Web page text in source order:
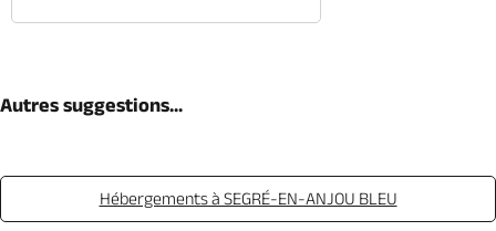
Autres suggestions...
Hébergements à SEGRÉ-EN-ANJOU BLEU